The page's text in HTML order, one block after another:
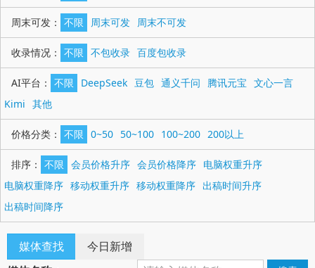
周末可发： 不限 周末可发 周末不可发
收录情况： 不限 不包收录 百度包收录
AI平台： 不限 DeepSeek 豆包 通义千问 腾讯元宝 文心一言
Kimi 其他
价格分类： 不限 0~50 50~100 100~200 200以上
排序： 不限 会员价格升序 会员价格降序 电脑权重升序
电脑权重降序 移动权重升序 移动权重降序 出稿时间升序
出稿时间降序
媒体查找
今日新增